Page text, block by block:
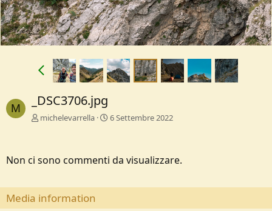
M _DSC3706.jpg
michelevarrella 6 Settembre 2022
Non ci sono commenti da visualizzare.
Media information